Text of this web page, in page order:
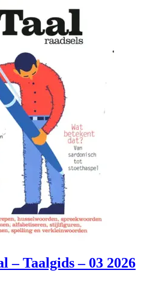
– Taalgids – 03 2026